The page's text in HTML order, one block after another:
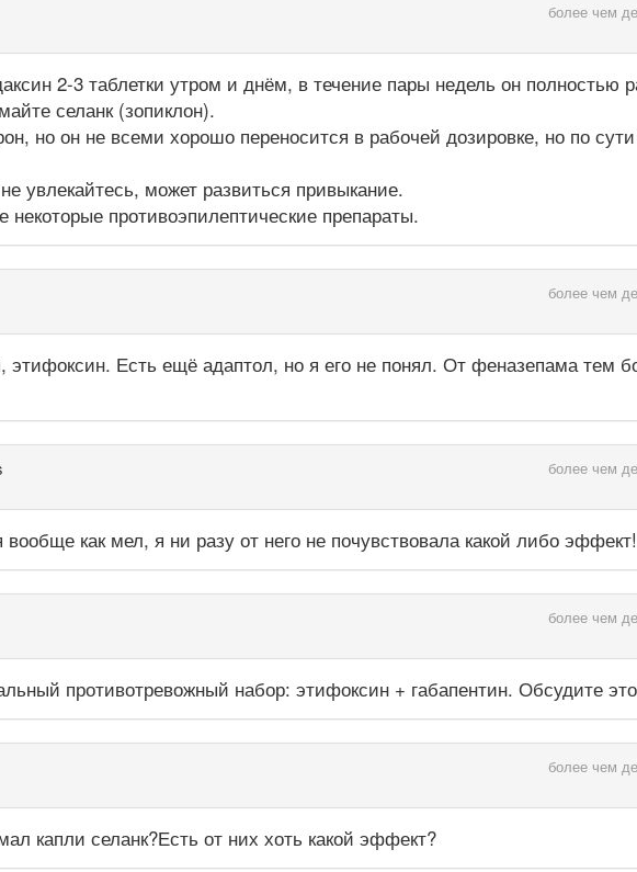
более чем
2-3 таблетки утром и днём, в течение пары недель он полностью
селанк (зопиклон).
но он не всеми хорошо переносится в рабочей дозировке, но по
увлекайтесь, может развиться привыкание.
некоторые противоэпилептические препараты.
более чем
этифоксин. Есть ещё адаптол, но я его не понял. От феназепама тем
более чем
как мел, я ни разу от него не почувствовала какой либо эффект!
более чем
противотревожный набор: этифоксин + габапентин. Обсудите
более чем
капли селанк?Есть от них хоть какой эффект?